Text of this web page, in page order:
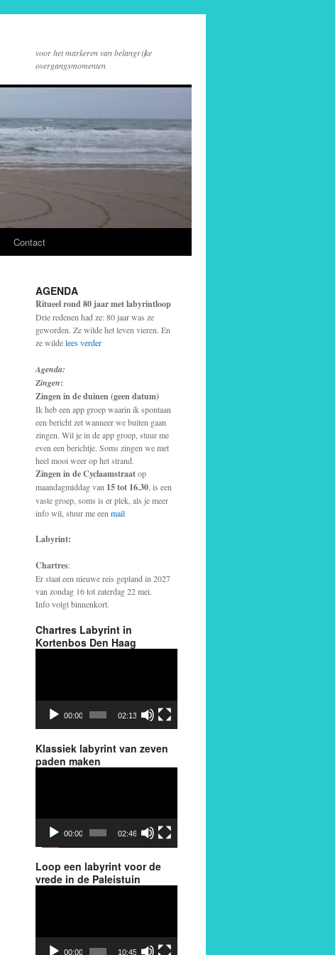
voor het markeren van belangrijke
overgangsmomenten
Contact
AGENDA
Ritueel rond 80 jaar met labyrintloop
Drie redenen had ze: 80 jaar was ze
geworden. Ze wilde het leven vieren. En
ze wildelees verder
Agenda:
Zingen:
Zingen in de duinen (geen datum)
Ik heb een app groep waarin ik spontaan
een bericht zet wanneer we buiten gaan
zingen. Wil je in de app groep, stuur me
even een berichtje. Soms zingen we met
heel mooi weer op het strand.
Zingen in de Cyclaamstraatop
maandagmiddag van 15 tot 16.30 , is een
vaste groep, soms is er plek, als je meer
info wil, stuur me een mail
Labyrint:
Chartres:
Er staat een nieuwe reis gepland in 2027
van zondag 16 tot zaterdag 22 mei.
Info volgt binnenkort.
Chartres Labyrint in
Kortenbos Den Haag
00:00 02:13
Klassiek labyrint van zeven
paden maken
00:00 02:46
Loop een labyrint voor de
vrede in de Paleistuin
00:00 10:45